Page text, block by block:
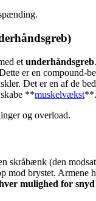
et underhåndsgreb
er en compound-
Det er en af de
**muskelvækst**.
og overload.
skråbænk (den
mod brystet. Armene
mulighed for snyd